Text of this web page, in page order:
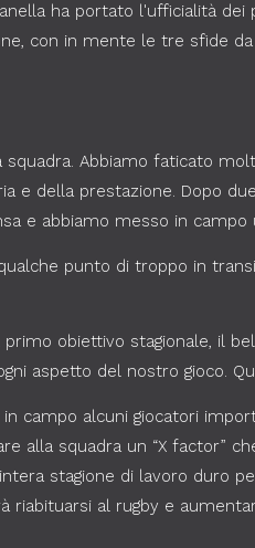
ha portato l'ufficialità dei
con in mente le tre sfide
squadra. Abbiamo faticato
e della prestazione. Dopo
e abbiamo messo in campo
punto di troppo in
primo obiettivo stagionale, il
aspetto del nostro gioco.
in campo alcuni giocatori
alla squadra un “X factor”
stagione di lavoro duro
riabituarsi al rugby e